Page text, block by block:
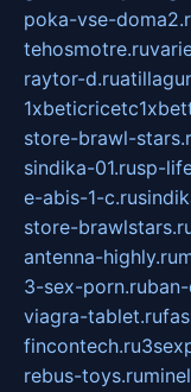
poka-vse-
tehosmotre.ru
raytor-d.ru
store-brawl-
sindika-01.rusp-
e-abis-1-c.ru
store-
antenna-highly.ru
3-sex-porn.ru
viagra-tablet.ru
fincontech.ru
rebus-toys.ru